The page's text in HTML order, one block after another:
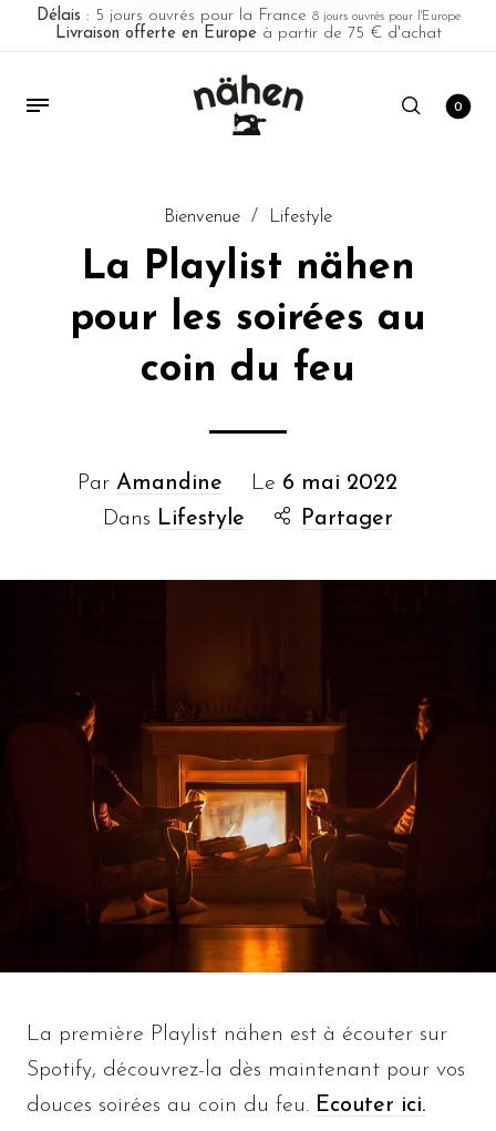
Délais : 5 jours ouvrés pour la France 8 jours ouvrés pour l'Europe
Livraison offerte en Europeà partir de 75 € d'achat
0
Bienvenue / Lifestyle
La Playlist nähen
pour les soirées au
coin du feu
Par Amandine Le 6 mai 2022
Dans Lifestyle Partager
La première Playlist nähen est à écouter sur
Spotify, découvrez-la dès maintenant pour vos
douces soirées au coin du feu. Ecouter ici.